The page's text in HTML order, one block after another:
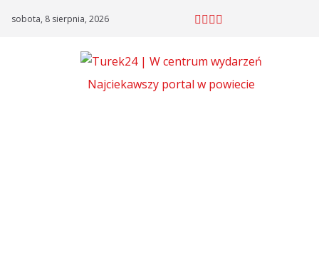
sobota, 8 sierpnia, 2026
Najciekawszy portal w powiecie